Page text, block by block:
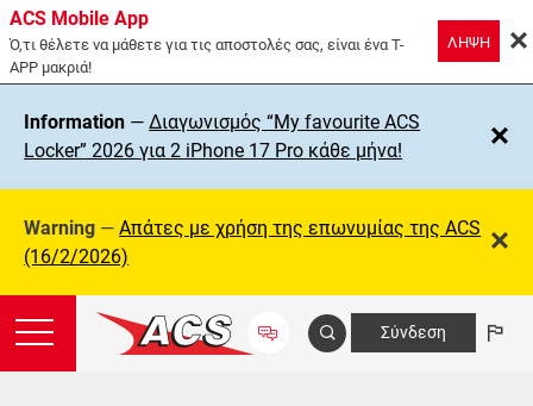
ACS Mobile App
Ό,τι θέλετε να μάθετε για τις αποστολές σας, είναι ένα T-
APP μακριά!
ΛΗΨΗ
Information —Διαγωνισμός “My favourite ACS
Locker” 2026 για 2 iPhone 17 Pro κάθε μήνα!
Warning —Απάτες με χρήση της επωνυμίας της ΑCS
(16/2/2026)
Σύνδεση